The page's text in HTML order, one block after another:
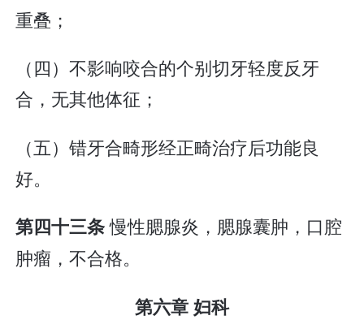
重叠；
（四）不影响咬合的个别切牙轻度反牙
合，无其他体征；
（五）错牙合畸形经正畸治疗后功能良
好。
第四十三条慢性腮腺炎，腮腺囊肿，口腔
肿瘤，不合格。
第六章 妇科